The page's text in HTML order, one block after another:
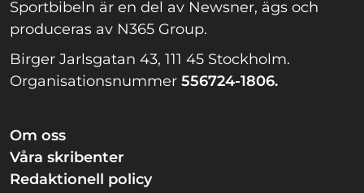
Sportbibeln är en del av Newsner, ägs och
produceras av N365 Group.
Birger Jarlsgatan 43, 111 45 Stockholm.
Organisationsnummer 556724-1806.
Om oss
Våra skribenter
Redaktionell policy